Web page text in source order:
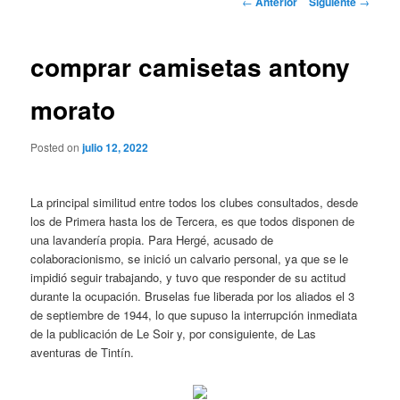
comprar camisetas antony
morato
Posted onjulio 12, 2022
La principal similitud entre todos los clubes consultados, desde
los de Primera hasta los de Tercera, es que todos disponen de
una lavandería propia. Para Hergé, acusado de
colaboracionismo, se inició un calvario personal, ya que se le
impidió seguir trabajando, y tuvo que responder de su actitud
durante la ocupación. Bruselas fue liberada por los aliados el 3
de septiembre de 1944, lo que supuso la interrupción inmediata
de la publicación de Le Soir y, por consiguiente, de Las
aventuras de Tintín.